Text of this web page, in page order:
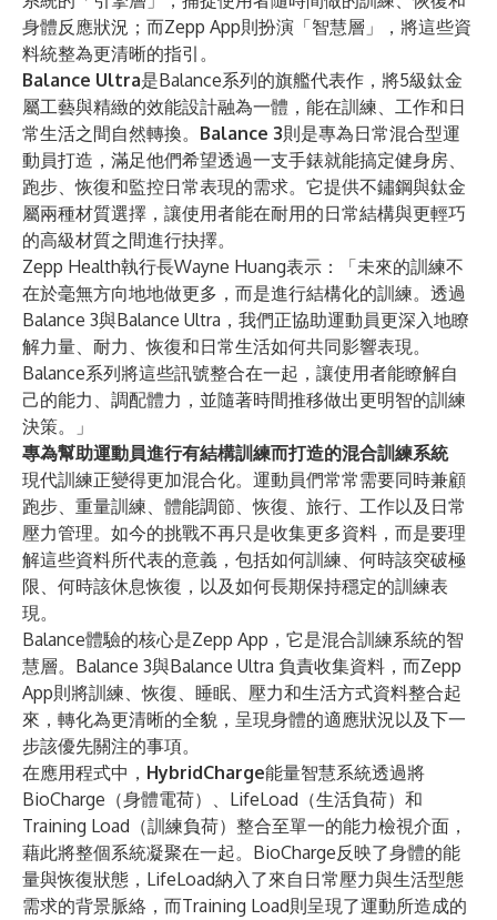
身體反應狀況；而Zepp App則扮演「智慧層」，將這些資
料統整為更清晰的指引。
Balance Ultra是Balance系列的旗艦代表作，將5級鈦金
屬工藝與精緻的效能設計融為一體，能在訓練、工作和日
常生活之間自然轉換。 Balance 3則是專為日常混合型運
動員打造，滿足他們希望透過一支手錶就能搞定健身房、
跑步、恢復和監控日常表現的需求。它提供不鏽鋼與鈦金
屬兩種材質選擇，讓使用者能在耐用的日常結構與更輕巧
的高級材質之間進行抉擇。
Zepp Health執行長Wayne Huang表示：「未來的訓練不
在於毫無方向地地做更多，而是進行結構化的訓練。透過
Balance 3與Balance Ultra，我們正協助運動員更深入地瞭
解力量、耐力、恢復和日常生活如何共同影響表現。
Balance系列將這些訊號整合在一起，讓使用者能瞭解自
己的能力、調配體力，並隨著時間推移做出更明智的訓練
決策。」
專為幫助運動員進行有結構訓練而打造的混合訓練系統
現代訓練正變得更加混合化。運動員們常常需要同時兼顧
跑步、重量訓練、體能調節、恢復、旅行、工作以及日常
壓力管理。如今的挑戰不再只是收集更多資料，而是要理
解這些資料所代表的意義，包括如何訓練、何時該突破極
限、何時該休息恢復，以及如何長期保持穩定的訓練表
現。
Balance體驗的核心是Zepp App，它是混合訓練系統的智
慧層。Balance 3與Balance Ultra 負責收集資料，而Zepp
App則將訓練、恢復、睡眠、壓力和生活方式資料整合起
來，轉化為更清晰的全貌，呈現身體的適應狀況以及下一
步該優先關注的事項。
在應用程式中， HybridCharge能量智慧系統透過將
BioCharge（身體電荷）、LifeLoad（生活負荷）和
Training Load（訓練負荷）整合至單一的能力檢視介面，
藉此將整個系統凝聚在一起。BioCharge反映了身體的能
量與恢復狀態，LifeLoad納入了來自日常壓力與生活型態
需求的背景脈絡，而Training Load則呈現了運動所造成的